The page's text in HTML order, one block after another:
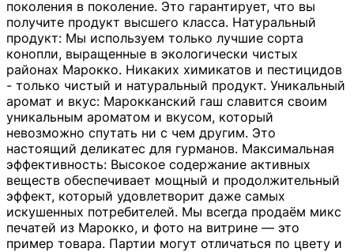
поколения в поколение. Это гарантирует, что вы
получите продукт высшего класса. Натуральный
продукт: Мы используем только лучшие сорта
конопли, выращенные в экологически чистых
районах Марокко. Никаких химикатов и пестицидов
- только чистый и натуральный продукт. Уникальный
аромат и вкус: Марокканский гаш славится своим
уникальным ароматом и вкусом, который
невозможно спутать ни с чем другим. Это
настоящий деликатес для гурманов. Максимальная
эффективность: Высокое содержание активных
веществ обеспечивает мощный и продолжительный
эффект, который удовлетворит даже самых
искушенных потребителей. Мы всегда продаём микс
печатей из Марокко, и фото на витрине — это
пример товара. Партии могут отличаться по цвету и